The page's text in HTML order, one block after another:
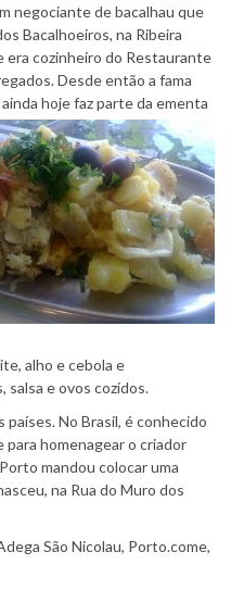
negociante de bacalhau que
Bacalhoeiros, na Ribeira
era cozinheiro do Restaurante
Desde então a fama
hoje faz parte da ementa
alho e cebola e
salsa e ovos cozidos.
No Brasil, é conhecido
para homenagear o criador
mandou colocar uma
na Rua do Muro dos
São Nicolau, Porto.come,